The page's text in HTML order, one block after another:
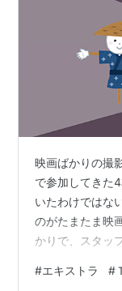
映画ばかりの撮
で参加してきた
いたわけではな
のがたまたま映
かりで、スタッ
いのも特徴です
#エキストラ #